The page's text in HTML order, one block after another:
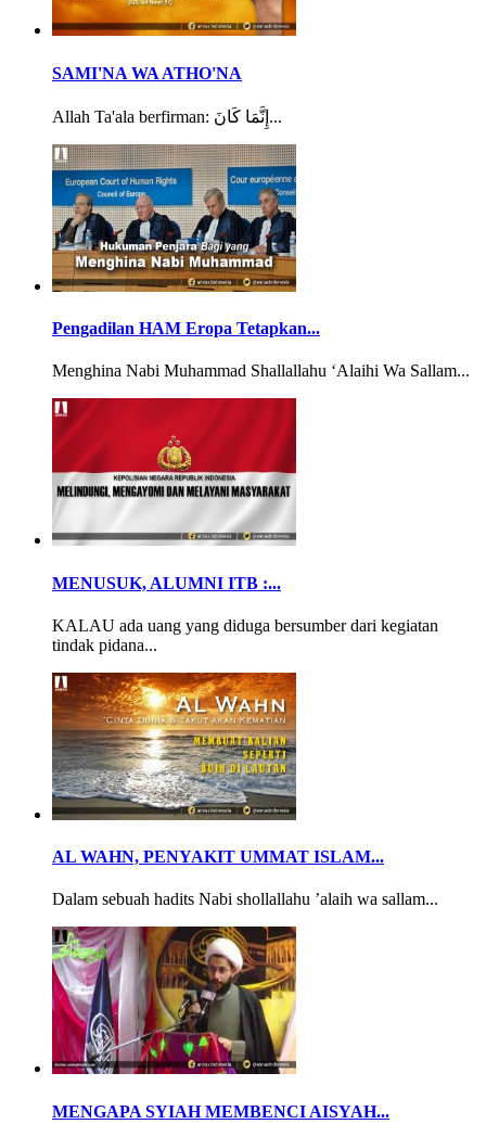
SAMI'NA WA ATHO'NA
Allah Ta'ala berfirman: إِنَّمَا كَانَ...
Pengadilan HAM Eropa Tetapkan...
Menghina Nabi Muhammad Shallallahu ‘Alaihi Wa Sallam...
MENUSUK, ALUMNI ITB :...
KALAU ada uang yang diduga bersumber dari kegiatan
tindak pidana...
AL WAHN, PENYAKIT UMMAT ISLAM...
Dalam sebuah hadits Nabi shollallahu ’alaih wa sallam...
MENGAPA SYIAH MEMBENCI AISYAH...